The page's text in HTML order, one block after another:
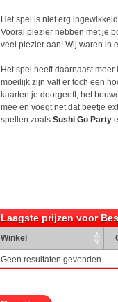
Het spel is niet erg
Vooral plezier hebben met je
veel plezier aan! Wij waren in
Het spel heeft daarnaast
moeilijk zijn valt er toch een
kaarten je doorgeeft, het
mee en voegt net dat beetje
spellen zoals Sushi Go Party
Laagste prijzen voor
Winkel
Geen resultaten gevonden